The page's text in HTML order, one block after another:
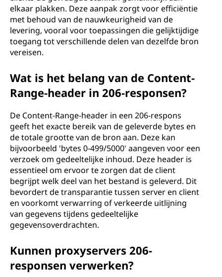
elkaar plakken. Deze aanpak zorgt voor efficiëntie
met behoud van de nauwkeurigheid van de
levering, vooral voor toepassingen die gelijktijdige
toegang tot verschillende delen van dezelfde bron
vereisen.
Wat is het belang van de Content-
Range-header in 206-responsen?
De Content-Range-header in een 206-respons
geeft het exacte bereik van de geleverde bytes en
de totale grootte van de bron aan. Deze kan
bijvoorbeeld 'bytes 0-499/5000' aangeven voor een
verzoek om gedeeltelijke inhoud. Deze header is
essentieel om ervoor te zorgen dat de client
begrijpt welk deel van het bestand is geleverd. Dit
bevordert de transparantie tussen server en client
en voorkomt verwarring of verkeerde uitlijning
van gegevens tijdens gedeeltelijke
gegevensoverdrachten.
Kunnen proxyservers 206-
responsen verwerken?